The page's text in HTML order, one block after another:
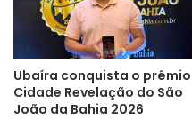
Ubaíra conquista o prêmio
Cidade Revelação do São
João da Bahia 2026